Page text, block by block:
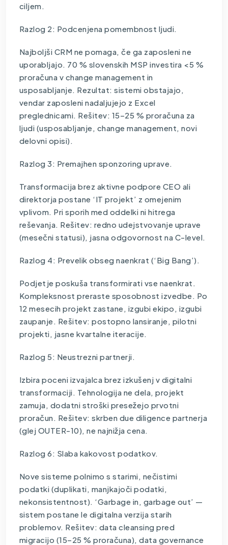
ciljem.
Razlog 2: Podcenjena pomembnost ljudi.
Najboljši CRM ne pomaga, če ga zaposleni ne
uporabljajo. 70 % slovenskih MSP investira <5 %
proračuna v change management in
usposabljanje. Rezultat: sistemi obstajajo,
vendar zaposleni nadaljujejo z Excel
preglednicami. Rešitev: 15–25 % proračuna za
ljudi (usposabljanje, change management, novi
delovni opisi).
Razlog 3: Premajhen sponzoring uprave.
Transformacija brez aktivne podpore CEO ali
direktorja postane ‘IT projekt’ z omejenim
vplivom. Pri sporih med oddelki ni hitrega
reševanja. Rešitev: redno udejstvovanje uprave
(mesečni statusi), jasna odgovornost na C-level.
Razlog 4: Prevelik obseg naenkrat (‘Big Bang’).
Podjetje poskuša transformirati vse naenkrat.
Kompleksnost preraste sposobnost izvedbe. Po
12 mesecih projekt zastane, izgubi ekipo, izgubi
zaupanje. Rešitev: postopno lansiranje, pilotni
projekti, jasne kvartalne iteracije.
Razlog 5: Neustrezni partnerji.
Izbira poceni izvajalca brez izkušenj v digitalni
transformaciji. Tehnologija ne dela, projekt
zamuja, dodatni stroški presežejo prvotni
proračun. Rešitev: skrben due diligence partnerja
(glej OUTER-10), ne najnižja cena.
Razlog 6: Slaba kakovost podatkov.
Nove sisteme polnimo s starimi, nečistimi
podatki (duplikati, manjkajoči podatki,
nekonsistentnost). ‘Garbage in, garbage out’ —
sistem postane le digitalna verzija starih
problemov. Rešitev: data cleansing pred
migracijo (15–25 % proračuna), data governance